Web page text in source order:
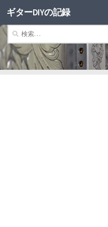
コンテンツへスキップ
ギターDIYの記録
索: